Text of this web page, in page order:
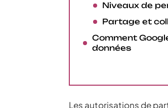
Niveaux de
Partage et
Comment
données
Les autorisations de